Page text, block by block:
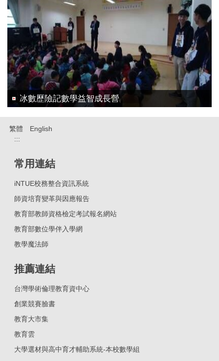
冰數歷險記數學益智成長營
繁體
English
:::
常用連結
iNTUE校務整合資訊系統
師資培育變革與因應報告
教育部教師資格檢定考試報名網站
教育部數位學伴入學網
教學魔法師
推薦連結
台灣學術倫理教育資中心
創業競賽臉書
教育大市集
教育雲
大學選材與高中育才輔助系統-本校數學組